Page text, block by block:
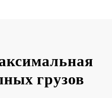
грузов